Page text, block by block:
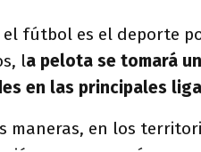
fútbol es el deporte
la pelota se tomará
en las principales
maneras, en los